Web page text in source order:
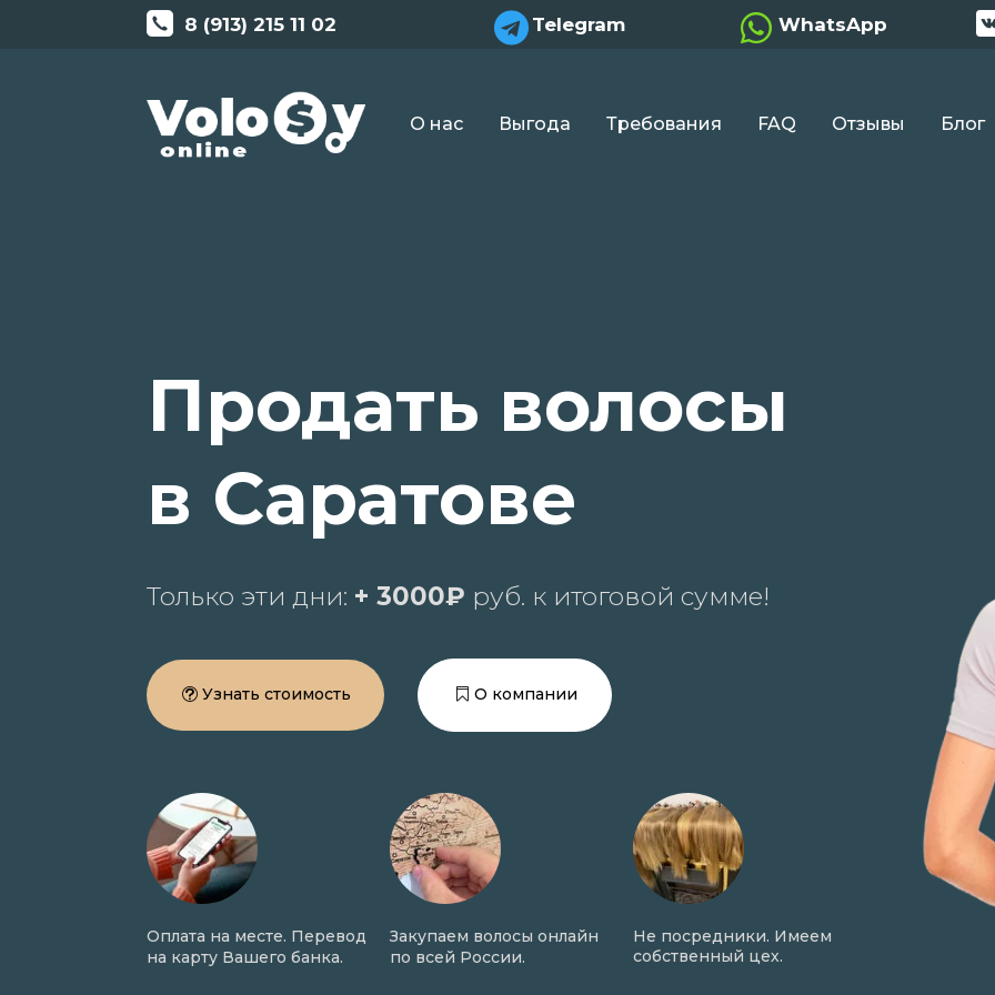
8 (913) 215 11 02  Telegram  WhatsApp
О нас Выгода Требования FAQ Отзывы Блог
Продать волосы
в Саратове
Только эти дни: + 3000₽ руб. к итоговой сумме!
Узнать стоимость О компании
Оплата на месте. Перевод
на карту Вашего банка.
Закупаем волосы онлайн
по всей России.
Не посредники. Имеем
собственный цех.
Онлайн
фото в день